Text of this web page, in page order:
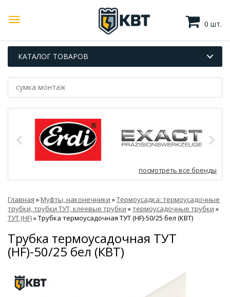
0 шт.
КАТАЛОГ ТОВАРОВ
посмотреть все бренды
Главная »Муфты, наконечники »Термоусадка: термоусадочные
трубки, трубки ТУТ, клеевые трубки »термоусадочные трубки »
ТУТ (HF)»Трубка термоусадочная ТУТ (HF)-50/25 бел (КВТ)
Трубка термоусадочная ТУТ
(HF)-50/25 бел (КВТ)